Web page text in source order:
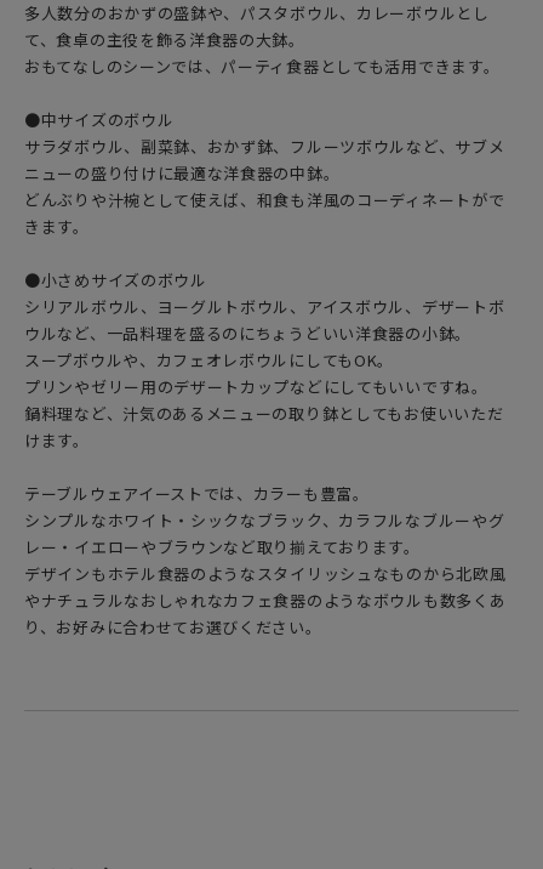
多人数分のおかずの盛鉢や、パスタボウル、カレーボウルとし
て、食卓の主役を飾る洋食器の大鉢。
おもてなしのシーンでは、パーティ食器としても活用できます。
●中サイズのボウル
サラダボウル、副菜鉢、おかず鉢、フルーツボウルなど、サブメ
ニューの盛り付けに最適な洋食器の中鉢。
どんぶりや汁椀として使えば、和食も洋風のコーディネートがで
きます。
●小さめサイズのボウル
シリアルボウル、ヨーグルトボウル、アイスボウル、デザートボ
ウルなど、一品料理を盛るのにちょうどいい洋食器の小鉢。
スープボウルや、カフェオレボウルにしてもOK。
プリンやゼリー用のデザートカップなどにしてもいいですね。
鍋料理など、汁気のあるメニューの取り鉢としてもお使いいただ
けます。
テーブルウェアイーストでは、カラーも豊富。
シンプルなホワイト・シックなブラック、カラフルなブルーやグ
レー・イエローやブラウンなど取り揃えております。
デザインもホテル食器のようなスタイリッシュなものから北欧風
やナチュラルなおしゃれなカフェ食器のようなボウルも数多くあ
り、お好みに合わせてお選びください。